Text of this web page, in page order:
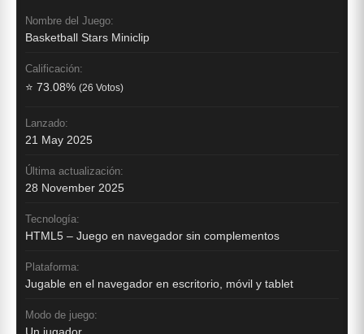
Nombre del Juego:
Basketball Stars Miniclip
Calificación:
⭐ 73.08% (26 Votos)
Lanzado:
21 May 2025
Última actualización:
28 November 2025
Tecnología:
HTML5 – Juego en navegador sin complementos
Plataforma:
Jugable en el navegador en escritorio, móvil y tablet
Modo de juego: